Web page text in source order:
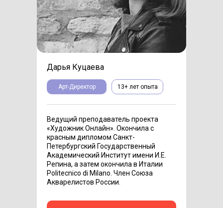
13+ лет опыта
Арт-Директор
Дарья Куцаева
Ведущий преподаватель проекта
«Художник Онлайн». Окончила с
красным дипломом Санкт-
Петербургский Государственный
Академический Институт имени И.Е.
Репина, а затем окончила в Италии
Politecnico di Milano. Член Союза
Акварелистов России.